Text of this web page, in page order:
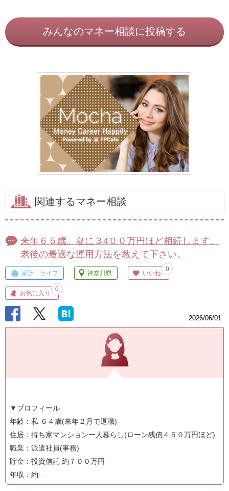
みんなのマネー相談に投稿する
関連するマネー相談
来年６５歳。夏に３4００万円ほど相続します。
老後の最適な運用方法を教えて下さい。
家計・ライフ 神奈川県 いいね
0
お気に入り
0
2026/06/01
▼プロフィール
年齢：私 ６４歳(来年２月で退職)
住居：持ち家マンション一人暮らし(ローン残債４５０万円ほど)
職業：派遣社員(事務)
貯金：投資信託 約７００万円
年収：約...